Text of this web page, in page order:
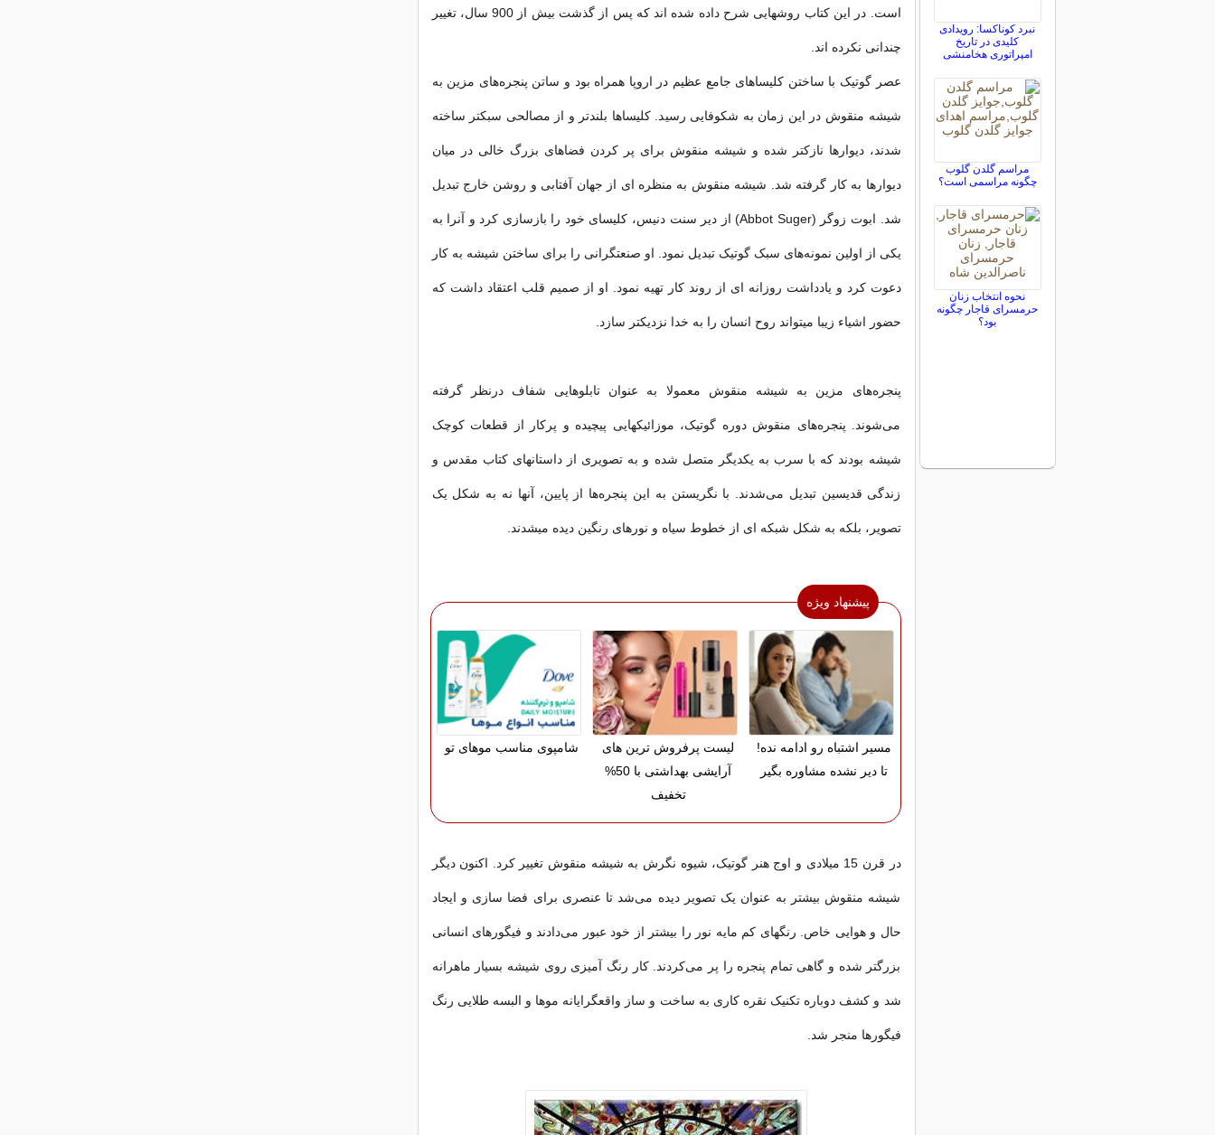
است. در این کتاب روشهایی شرح داده شده اند که پس از گذشت بیش از 900 سال، تغییر
چندانی نکرده اند.
عصر گوتیک با ساختن کلیساهای جامع عظیم در اروپا همراه بود و ساتن پنجره‌های مزین به
شیشه منقوش در این زمان به شکوفایی رسید. کلیساها بلندتر و از مصالحی سبکتر ساخته
شدند، دیوارها نازکتر شده و شیشه منقوش برای پر کردن فضاهای بزرگ خالی در میان
دیوارها به کار گرفته شد. شیشه منقوش به منظره ای از جهان آفتابی و روشن خارج تبدیل
شد. ابوت زوگر (Abbot Suger) از دیر سنت دنیس، کلیسای خود را بازسازی کرد و آنرا به
یکی از اولین نمونه‌های سبک گوتیک تبدیل نمود. او صنعتگرانی را برای ساختن شیشه به کار
دعوت کرد و یادداشت روزانه ای از روند کار تهیه نمود. او از صمیم قلب اعتقاد داشت که
حضور اشیاء زیبا میتواند روح انسان را به خدا نزدیکتر سازد.
پنجره‌های مزین به شیشه منقوش معمولا به عنوان تابلوهایی شفاف درنظر گرفته
می‌شوند. پنجره‌های منقوش دوره گوتیک، موزائیکهایی پیچیده و پرکار از قطعات کوچک
شیشه بودند که با سرب به یکدیگر متصل شده و به تصویری از داستانهای کتاب مقدس و
زندگی قدیسین تبدیل می‌شدند. با نگریستن به این پنجره‌ها از پایین، آنها نه به شکل یک
تصویر، بلکه به شکل شبکه ای از خطوط سیاه و نورهای رنگین دیده میشدند.
پیشنهاد ویژه
مسیر اشتباه رو ادامه نده!
تا دیر نشده مشاوره بگیر
لیست پرفروش ترین های
آرایشی بهداشتی با 50%
تخفیف
شامپوی مناسب موهای تو
در قرن 15 میلادی و اوج هنر گوتیک، شیوه نگرش به شیشه منقوش تغییر کرد. اکنون دیگر
شیشه منقوش بیشتر به عنوان یک تصویر دیده می‌شد تا عنصری برای فضا سازی و ایجاد
حال و هوایی خاص. رنگهای کم مایه نور را بیشتر از خود عبور می‌دادند و فیگورهای انسانی
بزرگتر شده و گاهی تمام پنجره را پر می‌کردند. کار رنگ آمیزی روی شیشه بسیار ماهرانه
شد و کشف دوباره تکنیک نقره کاری به ساخت و ساز واقعگرایانه موها و البسه طلایی رنگ
فیگورها منجر شد.
نبرد کوناکسا: رویدادی
کلیدی در تاریخ
امپراتوری هخامنشی
مراسم گلدن گلوب
چگونه مراسمی است؟
نحوه انتخاب زنان
حرمسرای قاجار چگونه
بود؟